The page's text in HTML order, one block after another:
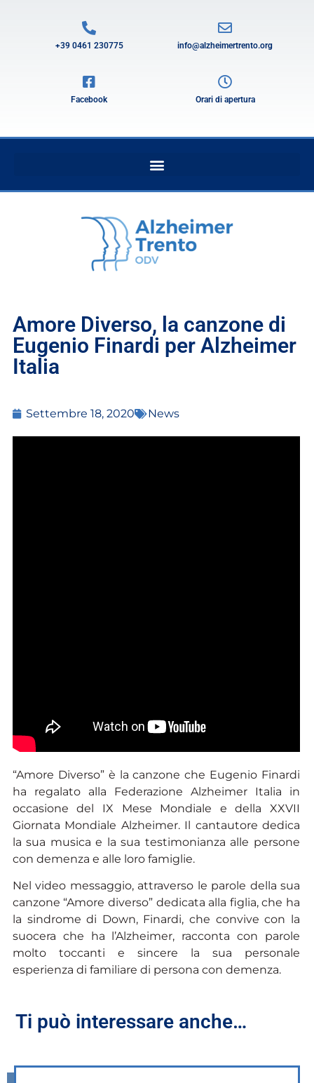
+39 0461 230775 info@alzheimertrento.org
Facebook Orari di apertura
Amore Diverso, la canzone di
Eugenio Finardi per Alzheimer
Italia
Settembre 18, 2020 News
“Amore Diverso” è la canzone che Eugenio Finardi
ha regalato alla Federazione Alzheimer Italia in
occasione del IX Mese Mondiale e della XXVII
Giornata Mondiale Alzheimer. Il cantautore dedica
la sua musica e la sua testimonianza alle persone
con demenza e alle loro famiglie.
Nel video messaggio, attraverso le parole della sua
canzone “Amore diverso” dedicata alla figlia, che ha
la sindrome di Down, Finardi, che convive con la
suocera che ha l’Alzheimer, racconta con parole
molto toccanti e sincere la sua personale
esperienza di familiare di persona con demenza.
Ti può interessare anche…